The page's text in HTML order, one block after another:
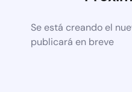
Se está creando el
publicará en breve